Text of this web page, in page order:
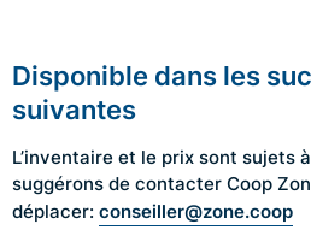
Disponible dans les
suivantes
L’inventaire et le prix sont sujets
suggérons de contacter Coop
déplacer: conseiller@zone.coop